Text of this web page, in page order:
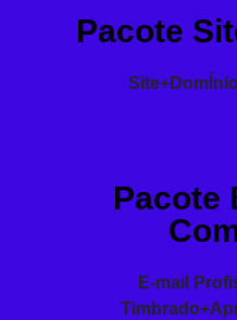
Pacote
Pacote
E-mail